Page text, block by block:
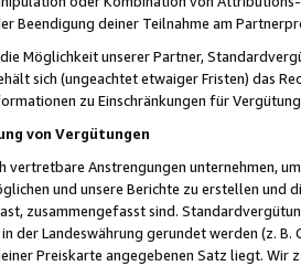
Beendigung deiner Teilnahme am
Möglichkeit unserer Partner,
sich (ungeachtet etwaiger Fristen) das
zu Einschränkungen für
von Vergütungen
vertretbare Anstrengungen unternehmen,
und unsere Berichte zu erstellen und
zusammengefasst sind.
der Landeswährung gerundet werden (z.
Preiskarte angegebenen Satz liegt.